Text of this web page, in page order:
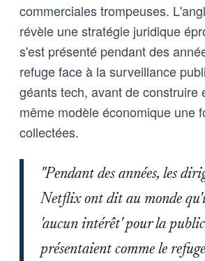
commerciales trompeuses.
révèle une stratégie juridique
s'est présenté pendant des
refuge face à la surveillance
géants tech, avant de construire
même modèle économique une
collectées.
"Pendant des années, les
Netflix ont dit au monde
'aucun intérêt' pour la
présentaient comme le